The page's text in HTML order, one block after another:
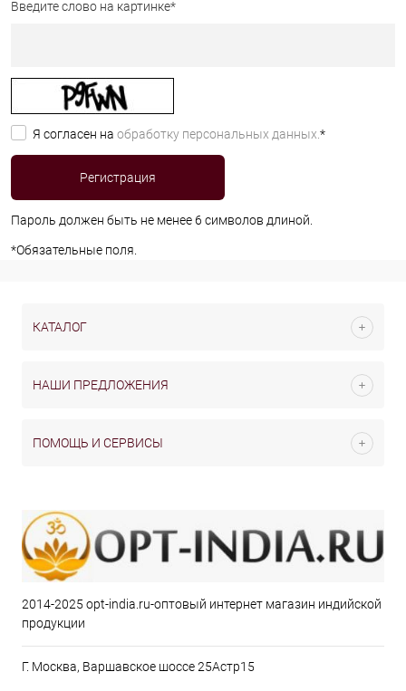
Введите слово на картинке*
Я согласен на обработку персональных данных. *
Пароль должен быть не менее 6 символов длиной.
*Обязательные поля.
КАТАЛОГ
НАШИ ПРЕДЛОЖЕНИЯ
ПОМОЩЬ И СЕРВИСЫ
2014-2025 opt-india.ru-оптовый интернет магазин индийской
продукции
Г. Москва, Варшавское шоссе 25Астр15